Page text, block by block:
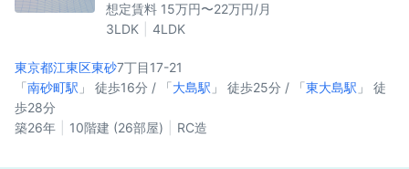
想定賃料 15万円〜22万円/月
3LDK
4LDK
東京都江東区東砂7丁目17-21
「南砂町駅 」 徒歩16分 / 「大島駅 」 徒歩25分 / 「東大島駅 」 徒
歩28分
築26年
10階建 (26部屋) RC造